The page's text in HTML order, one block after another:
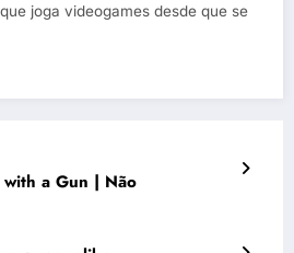
joga videogames desde que se
a Gun | Não